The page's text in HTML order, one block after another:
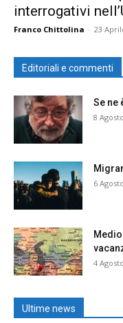
interrogativi
Franco Chittolina - 23
Editoriali e commenti
Se ne
8
6
4
Ultime news